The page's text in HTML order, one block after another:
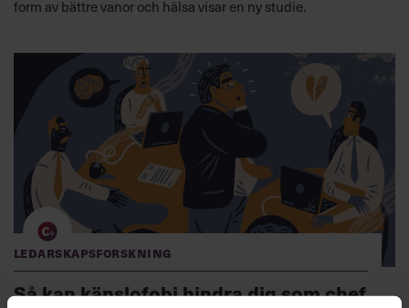
form av bättre vanor och hälsa visar en ny studie.
Ledarskapsforskning
Så kan känslofobi hindra dig som chef